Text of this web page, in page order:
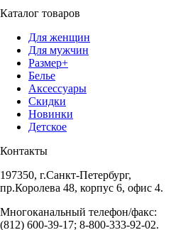
Каталог товаров
Для женщин
Для мужчин
Размер+
Белье
Аксессуары
Скидки
Новинки
Детское
Контакты
197350, г.Санкт-Петербург,
пр.Королева 48, корпус 6, офис 4.
Многоканальный телефон/факс:
(812) 600-39-17; 8-800-333-92-02.